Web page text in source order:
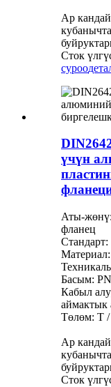
Ар
Сток
суроо
үчүн
Аты-
фланец
Басым:
Кабыл
аймактык
Төлөм: T /
Ар
Сток